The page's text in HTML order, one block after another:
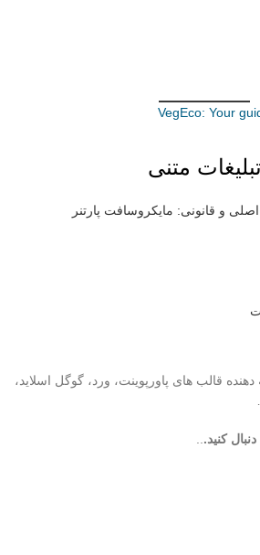
VegEco: Your
تبلیغات متنی
و قانونی: مایکروسافت پارتنر
دهنده قالب های پاورپوینت، ورد، گوگل اسلاید،
کنید.